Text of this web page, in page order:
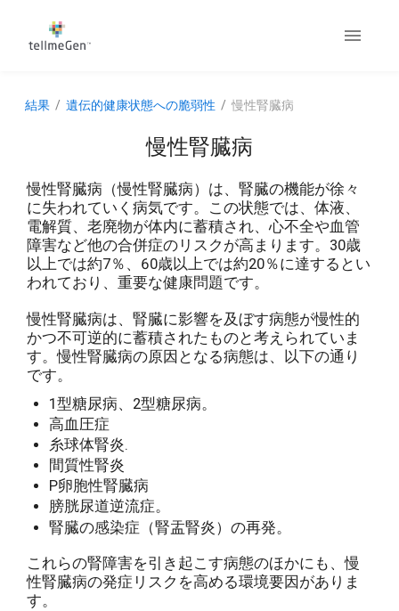
結果 遺伝的健康状態への脆弱性 慢性腎臓病
慢性腎臓病
慢性腎臓病（慢性腎臓病）は、腎臓の機能が徐々
に失われていく病気です。この状態では、体液、
電解質、老廃物が体内に蓄積され、心不全や血管
障害など他の合併症のリスクが高まります。30歳
以上では約7％、60歳以上では約20％に達するとい
われており、重要な健康問題です。
慢性腎臓病は、腎臓に影響を及ぼす病態が慢性的
かつ不可逆的に蓄積されたものと考えられていま
す。慢性腎臓病の原因となる病態は、以下の通り
です。
1型糖尿病、2型糖尿病。
高血圧症
糸球体腎炎.
間質性腎炎
P卵胞性腎臓病
膀胱尿道逆流症。
腎臓の感染症（腎盂腎炎）の再発。
これらの腎障害を引き起こす病態のほかにも、慢
性腎臓病の発症リスクを高める環境要因がありま
す。